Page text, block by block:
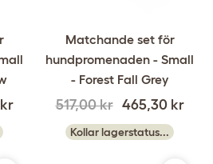
Matchande set för
hundpromenaden - Small
- Forest Fall Grey
517,00 kr 465,30 kr
Kollar lagerstatus...